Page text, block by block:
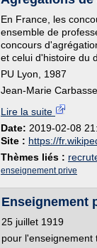
En France, les
ensemble de
concours
et celui d'histoire du
PU Lyon, 1987
Jean-Marie
Lire la suite
Date: 2019-02-08
Site : https://
Thèmes liés :
enseignement prive
Enseignement
25 juillet 1919
pour l'enseignement